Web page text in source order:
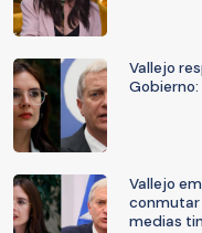
Vallejo
Vallejo
conmutar
medias